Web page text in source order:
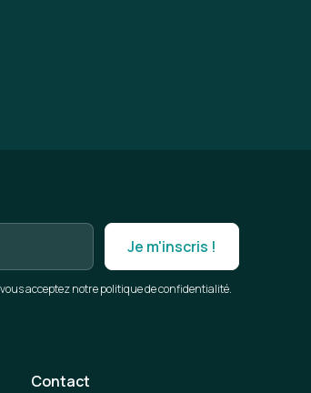
acceptez notre politique de confidentialité.
Contact